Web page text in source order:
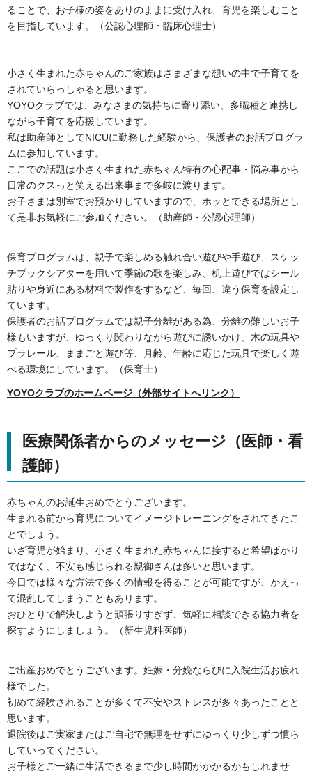
ることで、お子様の姿をありのままに受け入れ、育児を楽しむこと
を目指しています。（公認心理師・臨床心理士）
小さく生まれた赤ちゃんのご家族はさまざまな想いの中で子育てを
されていらっしゃると思います。
YOYOクラブでは、みなさまの気持ちに寄り添い、多職種と連携し
ながら子育てを応援しています。
私は助産師としてNICUに勤務した経験から、保護者のお話プログラ
ムに参加しています。
ここでの話題は小さく生まれた赤ちゃん特有の心配事・悩み事から
日常のクスっと笑える出来事まで多岐に渡ります。
お子さまは別室でお預かりしていますので、ホッとできる場所とし
て是非お気軽にご参加ください。（助産師・公認心理師）
保育プログラムは、親子で楽しめる触れ合い遊びや手遊び、スケッ
チブックシアターを用いて季節の歌を楽しみ、机上遊びではシール
貼りや身近にある材料で製作をするなど、毎回、違う保育を設定し
ています。
保護者のお話プログラムでは親子分離がある為、分離の難しいお子
様もいますが、ゆっくり関わりながら遊びに誘いかけ、木の玩具や
プラレール、ままごと遊び等、月齢、年齢に応じた玩具で楽しく遊
べる環境にしています。（保育士）
YOYOクラブのホームページ（外部サイトへリンク）
医療関係者からのメッセージ（医師・看
護師）
赤ちゃんのお誕生おめでとうございます。
生まれる前から育児についてイメージトレーニングをされてきたこ
とでしょう。
いざ育児が始まり、小さく生まれた赤ちゃんに接すると希望ばかり
ではなく、不安も感じられる親御さんは多いと思います。
今日では様々な方法で多くの情報を得ることが可能ですが、かえっ
て混乱してしまうこともあります。
おひとりで解決しようと頑張りすぎず、気軽に相談できる協力者を
探すようにしましょう。（新生児科医師）
ご出産おめでとうございます。妊娠・分娩ならびに入院生活お疲れ
様でした。
初めて経験されることが多くて不安やストレスが多々あったことと
思います。
退院後はご実家またはご自宅で無理をせずにゆっくり少しずつ慣ら
していってください。
お子様とご一緒に生活できるまで少し時間がかかるかもしれませ